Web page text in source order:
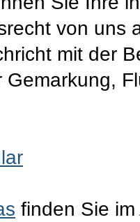
von uns
mit der
Gemarkung,
finden Sie